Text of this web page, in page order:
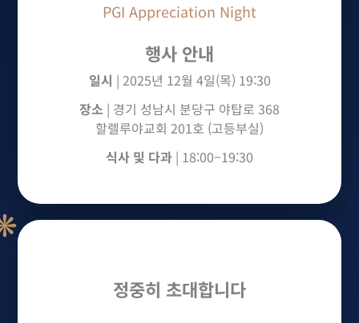
PGI Appreciation Night
행사 안내
일시 | 2025년 12월 4일(목) 19:30
장소 | 경기 성남시 분당구 야탑로 368
할렐루야교회 201호 (고등부실)
식사 및 다과 | 18:00–19:30
정중히 초대합니다